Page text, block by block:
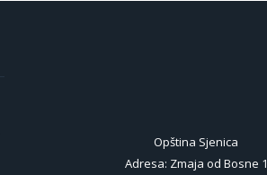
Opština Sjenica
Adresa: Zmaja od Bosne 1